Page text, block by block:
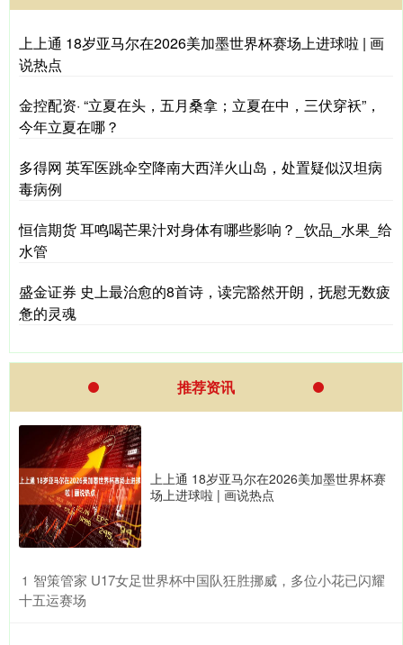
上上通 18岁亚马尔在2026美加墨世界杯赛场上进球啦 | 画
说热点
金控配资· “立夏在头，五月桑拿；立夏在中，三伏穿袄”，
今年立夏在哪？
多得网 英军医跳伞空降南大西洋火山岛，处置疑似汉坦病
毒病例
恒信期货 耳鸣喝芒果汁对身体有哪些影响？_饮品_水果_给
水管
盛金证券 史上最治愈的8首诗，读完豁然开朗，抚慰无数疲
惫的灵魂
推荐资讯
上上通 18岁亚马尔在2026美加墨世界杯赛
场上进球啦 | 画说热点
1 ​智策管家 U17女足世界杯中国队狂胜挪威，多位小花已闪耀
十五运赛场